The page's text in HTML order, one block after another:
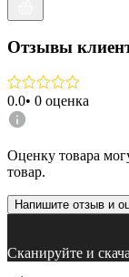
Отзывы
0.0• 0 оценка
Оценку товара
товар.
Напишите отзыв и
Сканируйте и